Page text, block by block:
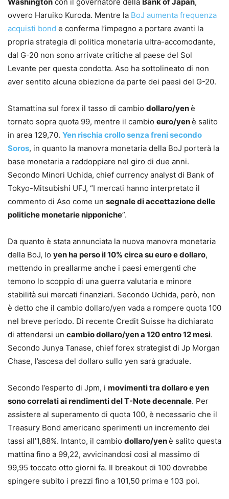
ovvero Haruiko Kuroda. Mentre la BoJ aumenta frequenza
acquisti bond e conferma l’impegno a portare avanti la
propria strategia di politica monetaria ultra-accomodante,
dal G-20 non sono arrivate critiche al paese del Sol
Levante per questa condotta. Aso ha sottolineato di non
aver sentito alcuna obiezione da parte dei paesi del G-20.
Stamattina sul forex il tasso di cambio dollaro/yenè
tornato sopra quota 99, mentre il cambio euro/yenè salito
in area 129,70. Yen rischia crollo senza freni secondo
Soros, in quanto la manovra monetaria della BoJ porterà la
base monetaria a raddoppiare nel giro di due anni.
Secondo Minori Uchida, chief currency analyst di Bank of
Tokyo-Mitsubishi UFJ, “I mercati hanno interpretato il
commento di Aso come un segnale di accettazione delle
politiche monetarie nipponiche”.
Da quanto è stata annunciata la nuova manovra monetaria
della BoJ, lo yen ha perso il 10% circa su euro e dollaro,
mettendo in preallarme anche i paesi emergenti che
temono lo scoppio di una guerra valutaria e minore
stabilità sui mercati finanziari. Secondo Uchida, però, non
è detto che il cambio dollaro/yen vada a rompere quota 100
nel breve periodo. Di recente Credit Suisse ha dichiarato
di attendersi un cambio dollaro/yen a 120 entro 12 mesi.
Secondo Junya Tanase, chief forex strategist di Jp Morgan
Chase, l’ascesa del dollaro sullo yen sarà graduale.
Secondo l’esperto di Jpm, i movimenti tra dollaro e yen
sono correlati ai rendimenti del T-Note decennale. Per
assistere al superamento di quota 100, è necessario che il
Treasury Bond americano sperimenti un incremento dei
tassi all’1,88%. Intanto, il cambio dollaro/yenè salito questa
mattina fino a 99,22, avvicinandosi così al massimo di
99,95 toccato otto giorni fa. Il breakout di 100 dovrebbe
spingere subito i prezzi fino a 101,50 prima e 103 poi.